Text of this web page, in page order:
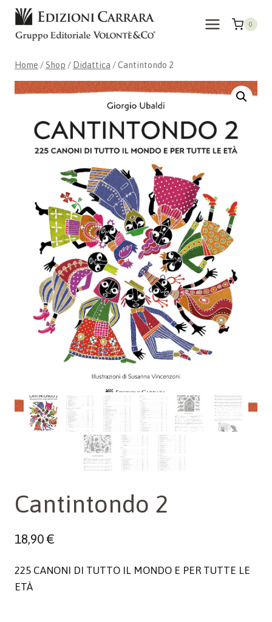
Skip
content
0
Home / Shop / Didattica /Cantintondo 2
Cantintondo 2
18,90€
225 CANONI DI TUTTO IL MONDO E PER TUTTE LE
ETÀ